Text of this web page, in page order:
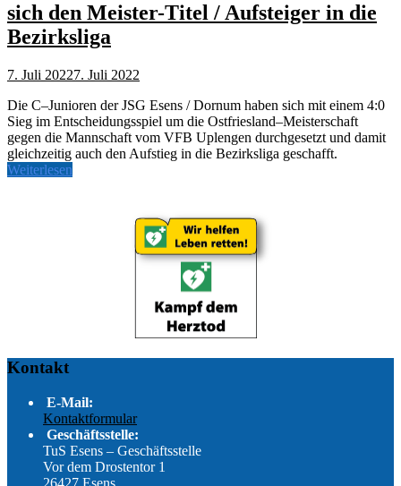
sich den Meister-Titel / Aufsteiger in die
Bezirksliga
7. Juli 20227. Juli 2022
Die C–Junioren der JSG Esens / Dornum haben sich mit einem 4:0
Sieg im Entscheidungsspiel um die Ostfriesland–Meisterschaft
gegen die Mannschaft vom VFB Uplengen durchgesetzt und damit
gleichzeitig auch den Aufstieg in die Bezirksliga geschafft.
Weiterlesen
Kontakt
E-Mail:
Kontaktformular
Geschäftsstelle:
TuS Esens – Geschäftsstelle
Vor dem Drostentor 1
26427 Esens